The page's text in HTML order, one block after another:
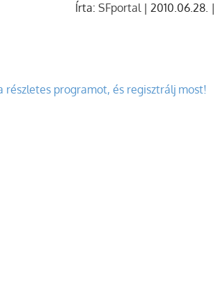
Írta:SFportal|2010.06.28. |
részletes programot, és regisztrálj most!